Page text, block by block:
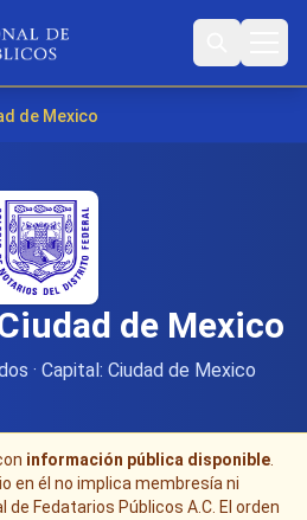
de Mexico
de Mexico
· Capital: Ciudad de Mexico
información pública disponible
en él no implica membresía ni
de Fedatarios Públicos A.C. El orden